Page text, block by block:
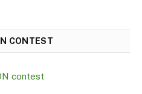
CONTEST